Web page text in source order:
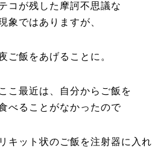
コが残した摩訶不思議な
象ではありますが、
ご飯をあげることに。
ここ最近は、自分からご飯を
べることがなかったので
リキット状のご飯を注射器に入れ